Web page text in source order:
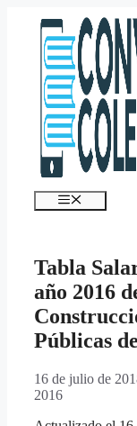
contenido
Menú
Tabla
año 2016
Públicas
16 de julio de
2016